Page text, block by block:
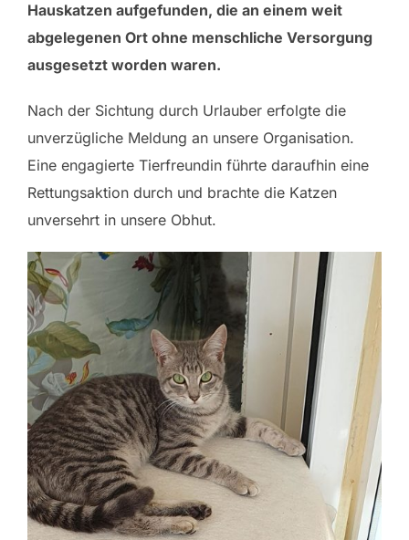
Hauskatzen aufgefunden, die an einem weit
abgelegenen Ort ohne menschliche Versorgung
ausgesetzt worden waren.
Nach der Sichtung durch Urlauber erfolgte die
unverzügliche Meldung an unsere Organisation.
Eine engagierte Tierfreundin führte daraufhin eine
Rettungsaktion durch und brachte die Katzen
unversehrt in unsere Obhut.